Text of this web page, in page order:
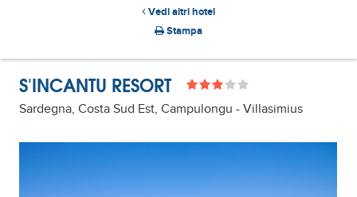
Vedi altri hotel
Stampa
S'INCANTU RESORT
Sardegna, Costa Sud Est, Campulongu - Villasimius